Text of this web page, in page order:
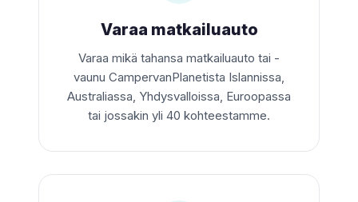
Varaa matkailuauto
Varaa mikä tahansa matkailuauto tai -
vaunu CampervanPlanetista Islannissa,
Australiassa, Yhdysvalloissa, Euroopassa
tai jossakin yli 40 kohteestamme.